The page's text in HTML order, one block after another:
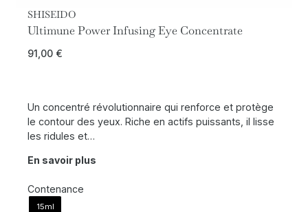
SHISEIDO
Ultimune Power Infusing Eye Concentrate
91,00 €
Un concentré révolutionnaire qui renforce et protège
le contour des yeux. Riche en actifs puissants, il lisse
les ridules et…
En savoir plus
Contenance
15ml